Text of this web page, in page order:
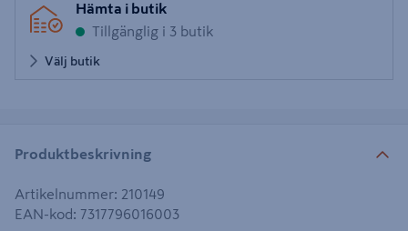
Hämta i butik
Tillgänglig i 3 butik
Välj butik
Produktbeskrivning
Artikelnummer: 210149
EAN-kod: 7317796016003